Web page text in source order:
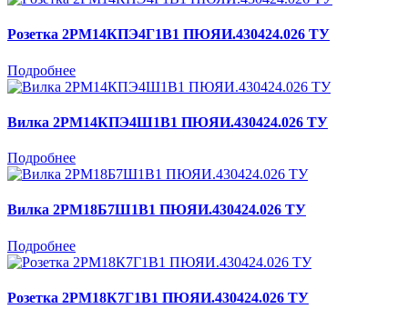
Розетка 2РМ14КПЭ4Г1В1 ПЮЯИ.430424.026 ТУ
Подробнее
Вилка 2РМ14КПЭ4Ш1В1 ПЮЯИ.430424.026 ТУ
Подробнее
Вилка 2РМ18Б7Ш1В1 ПЮЯИ.430424.026 ТУ
Подробнее
Розетка 2РМ18К7Г1В1 ПЮЯИ.430424.026 ТУ